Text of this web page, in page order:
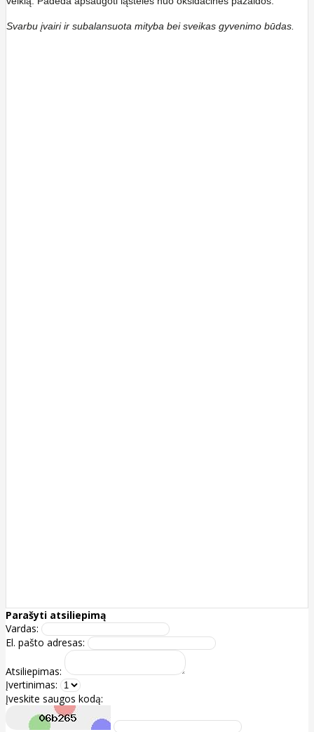
Svarbu įvairi ir subalansuota mityba bei sveikas gyvenimo būdas.
Parašyti atsiliepimą
Vardas:
El. pašto adresas:
Atsiliepimas:
Įvertinimas:
Įveskite saugos kodą: